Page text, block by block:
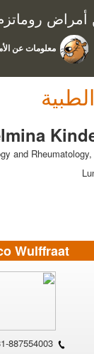
أمراض
معلومات عن
and
Wulffraat